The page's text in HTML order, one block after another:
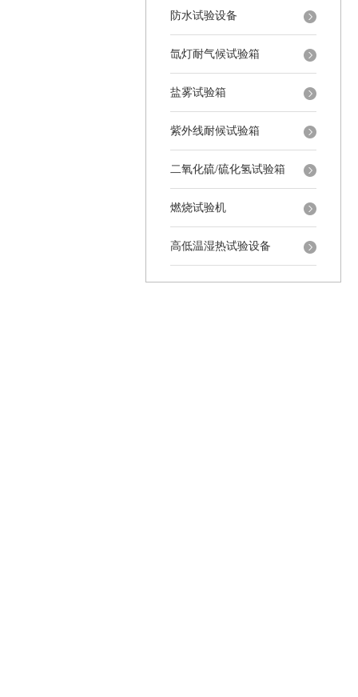
防水试验设备
氙灯耐气候试验箱
盐雾试验箱
紫外线耐候试验箱
二氧化硫/硫化氢试验箱
燃烧试验机
高低温湿热试验设备